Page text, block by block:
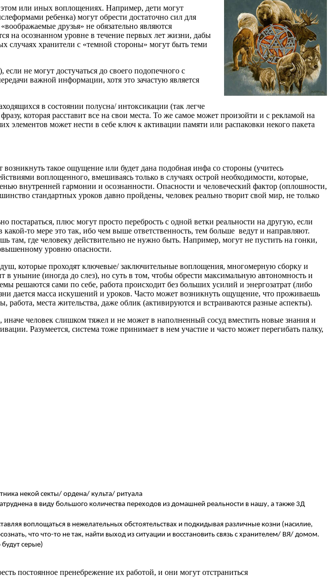
или иных воплощениях. Например, дети могут
ребенка) могут обрести достаточно сил для
друзья» не обязательно являются
на осознанном уровне в течение первых лет жизни, дабы
хранители с «темной стороны» могут быть теми
не могут достучаться до своего подопечного с
важной информации, хотя это зачастую является
в состоянии полусна/ интоксикации (так легче
которая расставит все на свои места. То же самое может произойти и с рекламой на
может нести в себе ключ к активации памяти или распаковки некого пакета
такое ощущение или будет дана подобная инфа со стороны (учитесь
воплощенного, вмешиваясь только в случаях острой необходимости, которые,
внутренней гармонии и осознанности. Опасности и человеческий фактор (оплошности,
стандартных уроков давно пройдены, человек реально творит свой мир, не только
плюс могут просто перебрость с одной ветки реальности на другую, если
то мере это так, ибо чем выше ответственность, тем больше ведут и направляют.
там, где человеку действительно не нужно быть. Например, могут не пустить на гонки,
уровню опасности.
душ, которые проходят ключевые/ заключительные воплощения, многомерную сборку и
в уныние (иногда до слез), но суть в том, чтобы обрести максимальную автономность и
решаются сами по себе, работа происходит без больших усилий и энергозатрат (либо
дается масса искушений и уроков. Часто может возникнуть ощущение, что проживаешь
места жительства, даже облик (активируются и встраиваются разные аспекты).
иначе человек слишком тяжел и не может в наполненный сосуд вместить новые знания и
Разумеется, система тоже принимает в нем участие и часто может перегибать палку,
некой секты/ ордена/ культа/ ритуала
в виду большого количества переходов из домашней реальности в нашу, а также 3Д
воплощаться в нежелательных обстоятельствах и подкидывая различные козни (насилие,
что что-то не так, найти выход из ситуации и восстановить связь с хранителем/ ВЯ/ домом.
серые)
постоянное пренебрежение их работой, и они могут отстраниться